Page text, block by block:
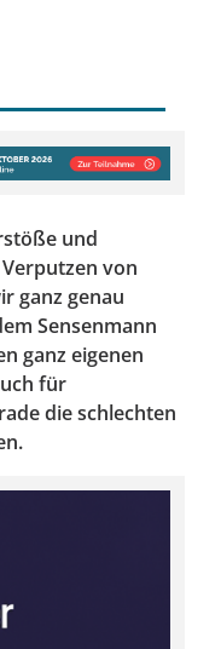
und
von
ganz genau
Sensenmann
ganz eigenen
für
die schlechten